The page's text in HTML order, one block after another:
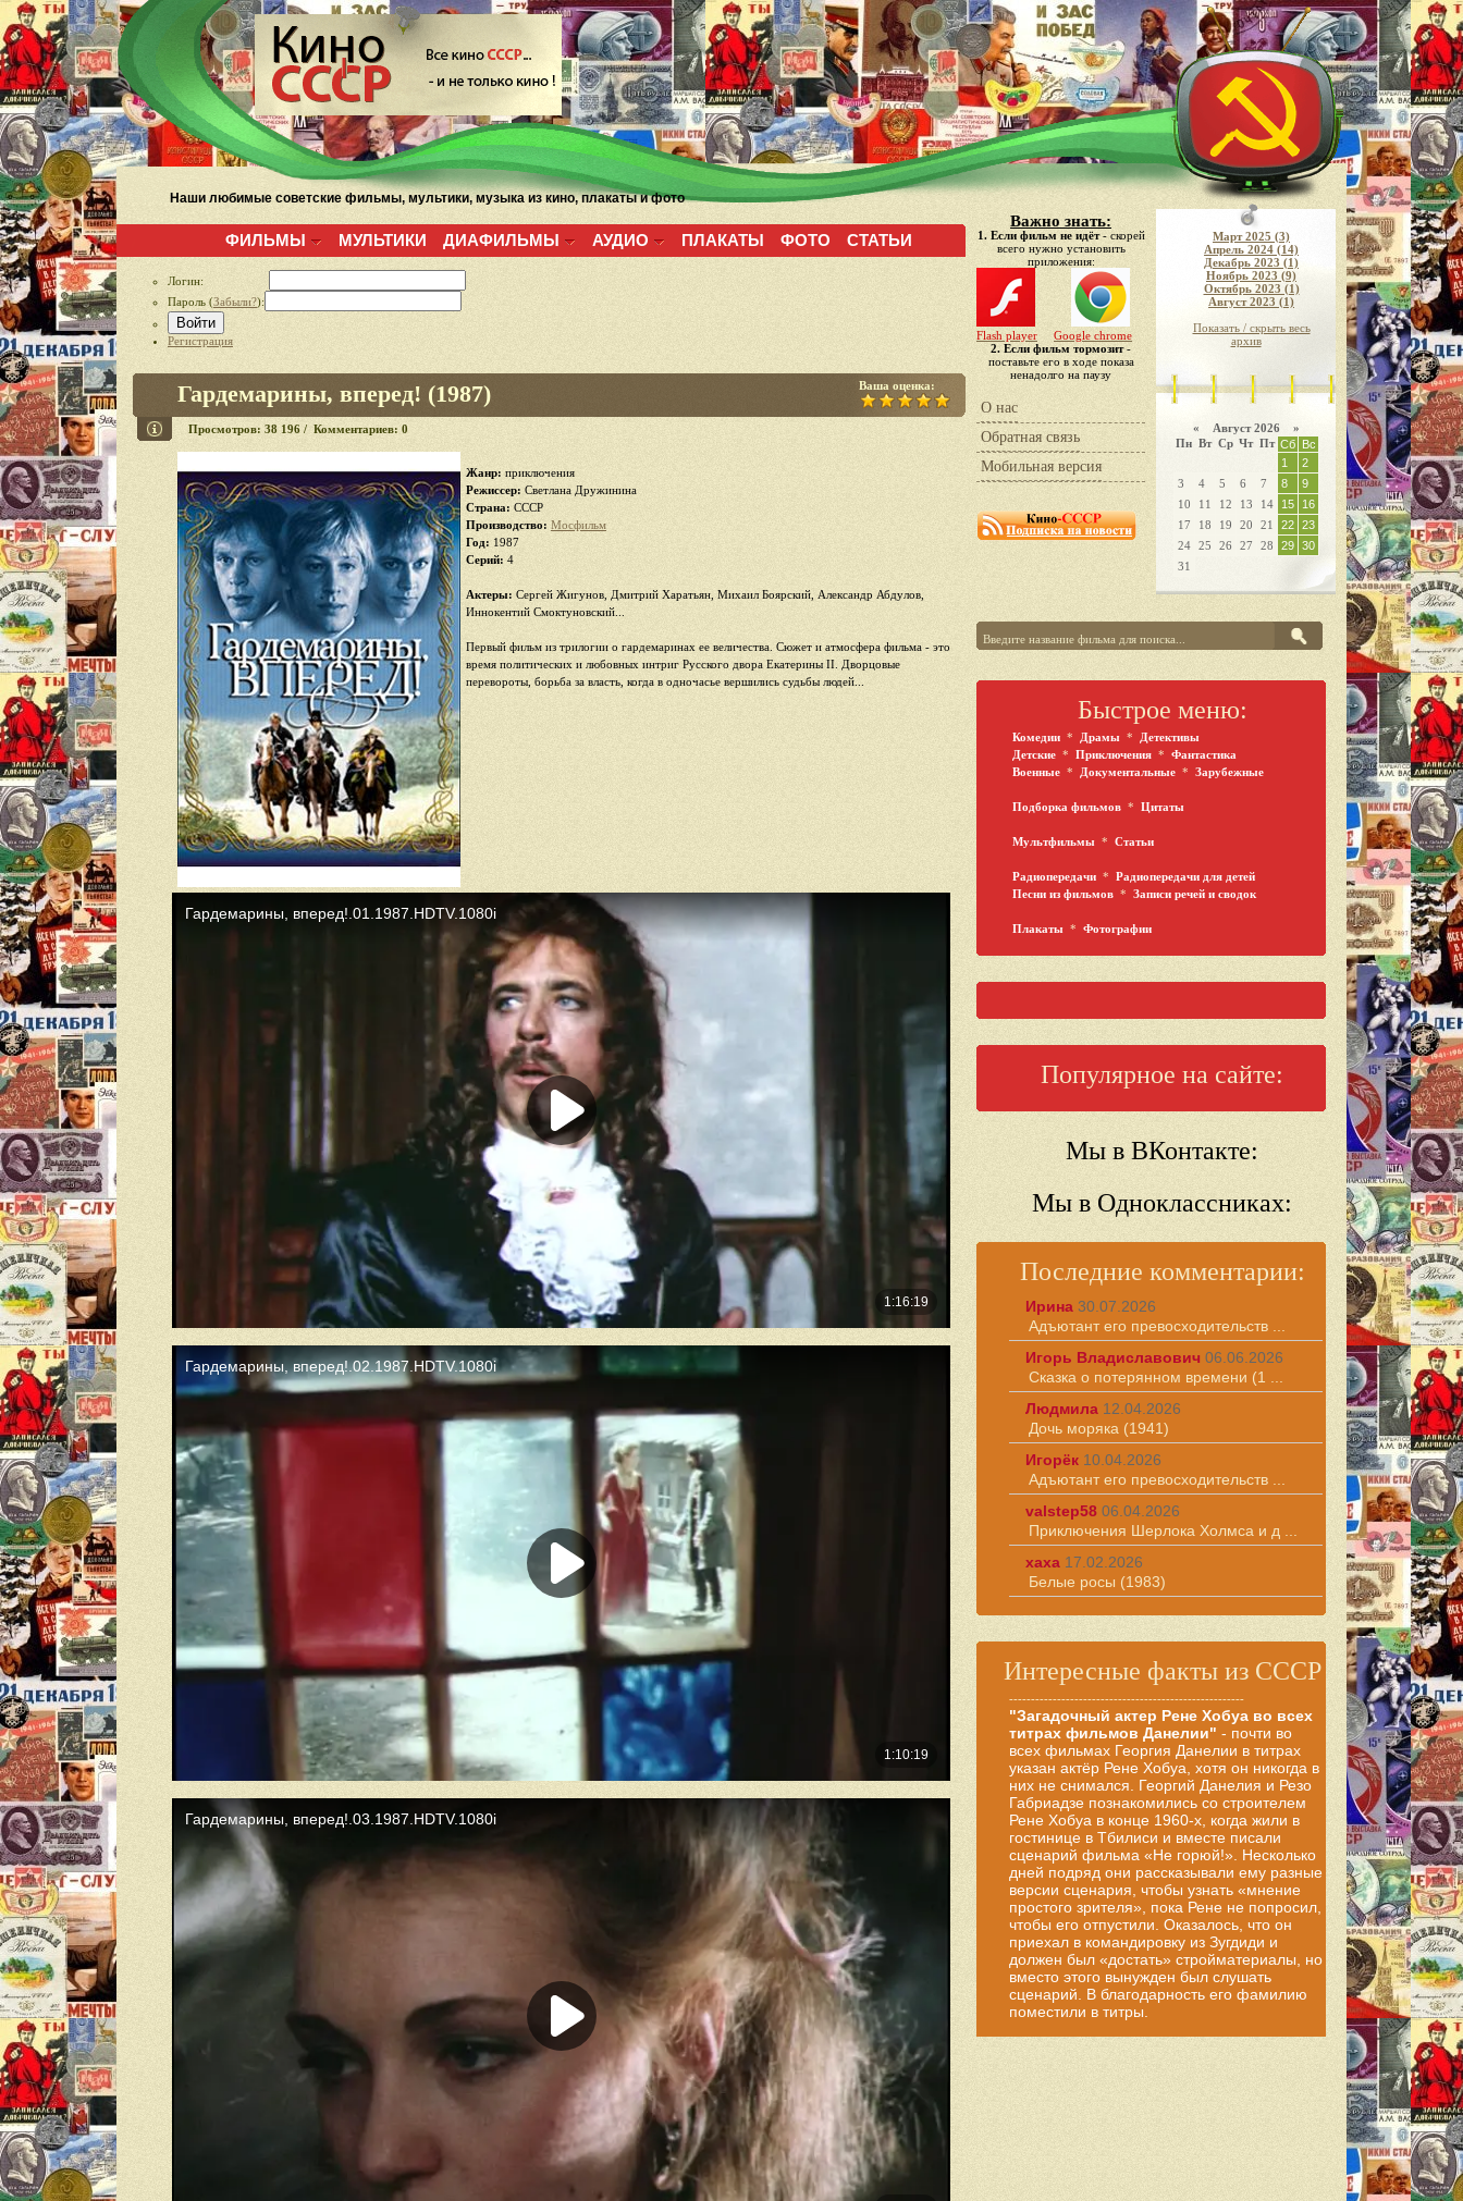
Наши любимые советские фильмы, мультики, музыка из кино, плакаты и фото
ФИЛЬМЫ МУЛЬТИКИ ДИАФИЛЬМЫ АУДИО ПЛАКАТЫ ФОТО СТАТЬИ
Логин:
Пароль (Забыли?):
Войти
Регистрация
Гардемарины, вперед! (1987) Ваша оценка:
Просмотров: 38 196 / Комментариев: 0
Жанр: приключения
Режиссер: Светлана Дружинина
Страна: СССР
Производство: Мосфильм
Год: 1987
Cерий: 4
Актеры: Сергей Жигунов, Дмитрий Харатьян, Михаил Боярский, Александр Абдулов,
Иннокентий Смоктуновский...
Первый фильм из трилогии о гардемаринах ее величества. Сюжет и атмосфера фильма - это
время политических и любовных интриг Русского двора Екатерины II. Дворцовые
перевороты, борьба за власть, когда в одночасье вершились судьбы людей...
Важно знать:
1. Если фильм не идёт- скорей
всего нужно установить
приложения:
Flash player
Google chrome
2. Если фильм тормозит-
поставьте его в ходе показа
ненадолго на паузу
О нас
Обратная связь
Мобильная версия
Март 2025 (3)
Апрель 2024 (14)
Декабрь 2023 (1)
Ноябрь 2023 (9)
Октябрь 2023 (1)
Август 2023 (1)
Показать / скрыть весь
архив
« Август 2026 »
Пн Вт Ср Чт Пт Сб Вс
1
2
3
4 5 6 7 8
9
10
11 12 13 14 15
16
17
18 19 20 21 22 23
24 25 26 27 28 29 30
31
Быстрое меню:
Комедии * Драмы *
Детективы
Детские * Приключения * Фантастика
Военные * Документальные * Зарубежные
Подборка фильмов * Цитаты
Мультфильмы * Статьи
Радиопередачи * Радиопередачи для детей
Песни из фильмов * Записи речей и сводок
Плакаты * Фотографии
Популярное на сайте:
Мы в ВКонтакте:
Мы в Одноклассниках:
Последние комментарии:
Ирина 30.07.2026
Адъютант его превосходительств ...
Игорь Владиславович 06.06.2026
Сказка о потерянном времени (1 ...
Людмила 12.04.2026
Дочь моряка (1941)
Игорёк 10.04.2026
Адъютант его превосходительств ...
valstep58 06.04.2026
Приключения Шерлока Холмса и д ...
хаха 17.02.2026
Белые росы (1983)
Интересные факты из СССР
------------------------------------------------------
"Загадочный актер Рене Хобуа во всех
титрах фильмов Данелии" - почти во
всех фильмах Георгия Данелии в титрах
указан актёр Рене Хобуа, хотя он никогда в
них не снимался. Георгий Данелия и Резо
Габриадзе познакомились со строителем
Рене Хобуа в конце 1960-х, когда жили в
гостинице в Тбилиси и вместе писали
сценарий фильма «Не горюй!». Несколько
дней подряд они рассказывали ему разные
версии сценария, чтобы узнать «мнение
простого зрителя», пока Рене не попросил,
чтобы его отпустили. Оказалось, что он
приехал в командировку из Зугдиди и
должен был «достать» стройматериалы, но
вместо этого вынужден был слушать
сценарий. В благодарность его фамилию
поместили в титры.